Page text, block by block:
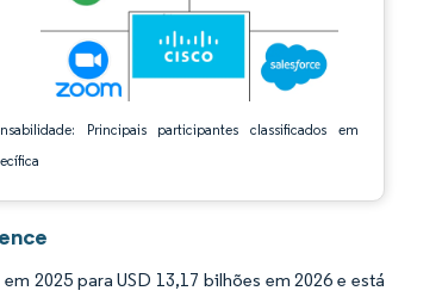
Principais participantes classificados em
2025 para USD 13,17 bilhões em 2026 e está